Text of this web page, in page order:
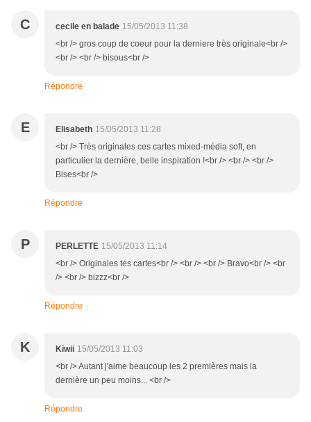
C cecile en balade 15/05/2013 11:38
<br /> gros coup de coeur pour la derniere très originale<br />
<br /> <br /> bisous<br />
Répondre
E Elisabeth 15/05/2013 11:28
<br /> Très originales ces cartes mixed-média soft, en
particulier la dernière, belle inspiration !<br /> <br /> <br />
Bises<br />
Répondre
P PERLETTE 15/05/2013 11:14
<br /> Originales tes cartes<br /> <br /> <br /> Bravo<br /> <br
/> <br /> bizzz<br />
Répondre
K Kiwii 15/05/2013 11:03
<br /> Autant j'aime beaucoup les 2 premières mais la
dernière un peu moins... <br />
Répondre